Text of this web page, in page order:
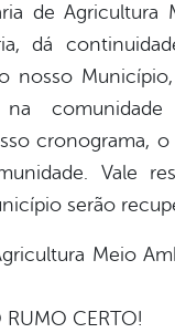
de Agricultura
dá
nosso
na
cronograma, o
Vale
serão
Meio
RUMO CERTO!